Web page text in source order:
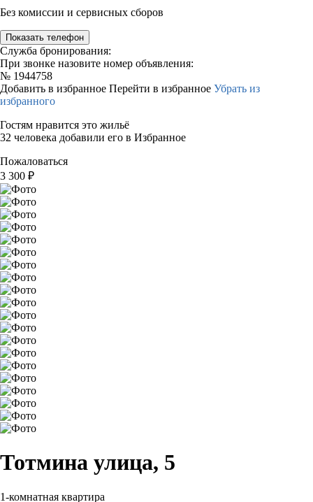
Без комиссии и сервисных сборов
Показать телефон
Служба бронирования:
При звонке назовите номер объявления:
№ 1944758
Добавить в избранное Перейти в избранное Убрать из
избранного
Гостям нравится это жильё
32 человека добавили его в Избранное
Пожаловаться
3 300 ₽
Тотмина улица, 5
1-комнатная квартира